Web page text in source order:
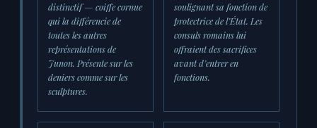
distinctif — coiffe cornue
qui la différencie de
toutes les autres
représentations de
Junon. Présente sur les
deniers comme sur les
sculptures.
soulignant sa fonction de
protectrice de l’État. Les
consuls romains lui
offraient des sacrifices
avant d’entrer en
fonctions.